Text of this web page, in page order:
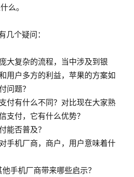
么。
几个疑问：
大复杂的流程，当中涉及到银
用户多方的利益，苹果的方案如
问题？
付有什么不同？对比现在大家熟
支付，它有什么优势？
能否普及？
手机厂商，商户，用户意味着什
他手机厂商带来哪些启示？